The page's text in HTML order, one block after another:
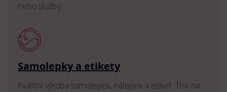
nebo služby.
Samolepky a etikety
Kvalitní výroba samolepek, nálepek a etiket. Tisk na